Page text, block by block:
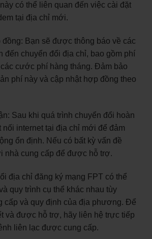
có thể liên quan đến việc cài đặt
tại địa chỉ mới.
Bạn sẽ được thông báo về các
đến chuyển đổi địa chỉ, bao gồm phí
các cước phí hàng tháng. Đảm bảo
phí này và cập nhật hợp đồng theo
Sau khi quá trình chuyển đổi hoàn
nối internet tại địa chỉ mới để đảm
ổn định. Nếu có bất kỳ vấn đề
nhà cung cấp để được hỗ trợ.
địa chỉ đăng ký mạng FPT có thể
quy trình cụ thể khác nhau tùy
cấp và quy định của địa phương. Để
và được hỗ trợ, hãy liên hệ trực tiếp
liên lạc được cung cấp.